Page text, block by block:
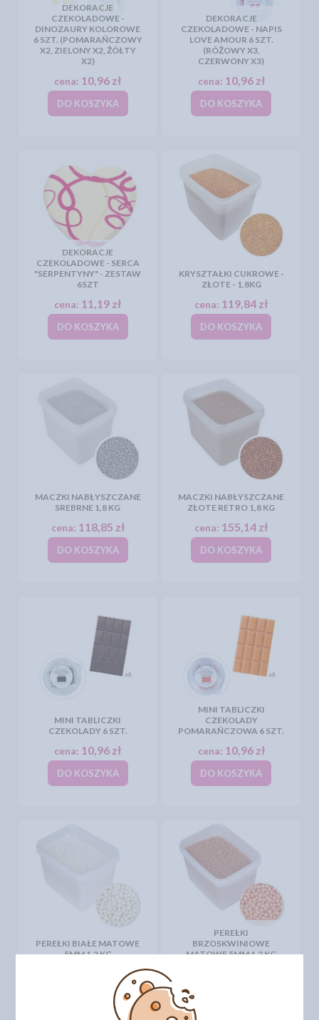
DEKORACJE
CZEKOLADOWE -
DINOZAURY KOLOROWE
6 SZT. (POMARAŃCZOWY
X2, ZIELONY X2, ŻÓŁTY
X2)
cena: 10,96 zł
DO KOSZYKA
DEKORACJE
CZEKOLADOWE - NAPIS
LOVE AMOUR 6 SZT.
(RÓŻOWY X3,
CZERWONY X3)
cena: 10,96 zł
DO KOSZYKA
DEKORACJE
CZEKOLADOWE - SERCA
"SERPENTYNY" - ZESTAW
6SZT
cena: 11,19 zł
DO KOSZYKA
KRYSZTAŁKI CUKROWE -
ZŁOTE - 1,8KG
cena: 119,84 zł
DO KOSZYKA
MACZKI NABŁYSZCZANE
SREBRNE 1,8 KG
cena: 118,85 zł
DO KOSZYKA
MACZKI NABŁYSZCZANE
ZŁOTE RETRO 1,8 KG
cena: 155,14 zł
DO KOSZYKA
MINI TABLICZKI
CZEKOLADY 6 SZT.
cena: 10,96 zł
DO KOSZYKA
MINI TABLICZKI
CZEKOLADY
POMARAŃCZOWA 6 SZT.
cena: 10,96 zł
DO KOSZYKA
PEREŁKI BIAŁE MATOWE
5MM 1,2 KG
102,07 zł
DO KOSZYKA
PEREŁKI
BRZOSKWINIOWE
MATOWE 5MM 1,2 KG